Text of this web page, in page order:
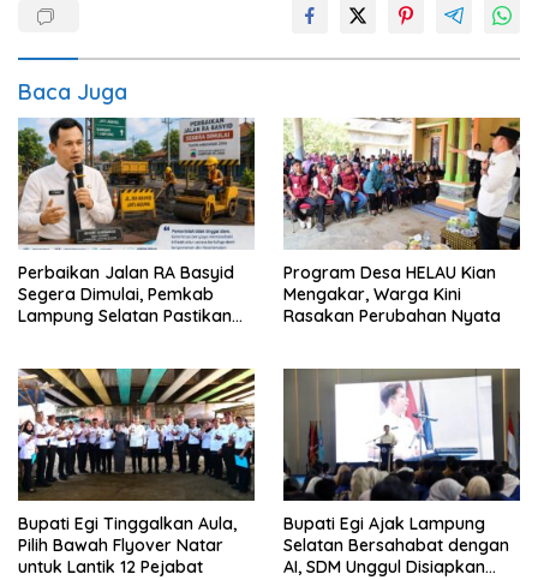
Baca Juga
Perbaikan Jalan RA Basyid
Segera Dimulai, Pemkab
Lampung Selatan Pastikan
Program Desa HELAU Kian
Mengakar, Warga Kini
Rasakan Perubahan Nyata
Bupati Egi Tinggalkan Aula,
Pilih Bawah Flyover Natar
untuk Lantik 12 Pejabat
Bupati Egi Ajak Lampung
Selatan Bersahabat dengan
AI, SDM Unggul Disiapkan